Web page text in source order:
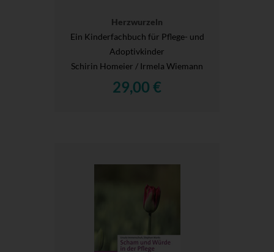
Herzwurzeln
Ein Kinderfachbuch für Pflege- und
Adoptivkinder
Schirin Homeier / Irmela Wiemann
29,00 €